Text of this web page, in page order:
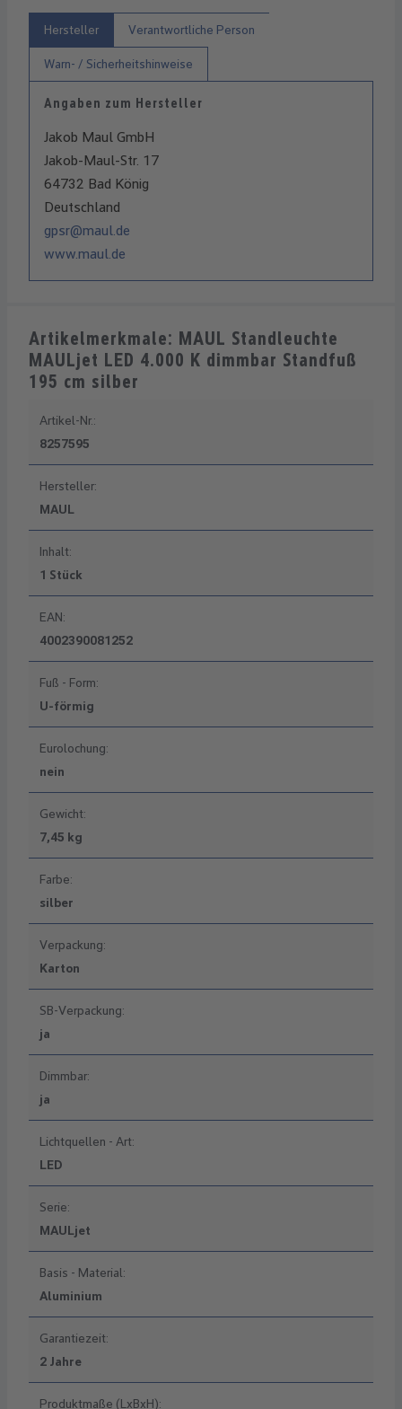
Hersteller Verantwortliche Person
Warn- / Sicherheitshinweise
Angaben zum Hersteller
Jakob Maul GmbH
Jakob-Maul-Str. 17
64732 Bad König
Deutschland
gpsr@maul.de
www.maul.de
Artikelmerkmale: MAUL Standleuchte
MAULjet LED 4.000 K dimmbar Standfuß
195 cm silber
Artikel-Nr.:
8257595
Hersteller:
MAUL
Inhalt:
1 Stück
EAN:
4002390081252
Fuß - Form:
U-förmig
Eurolochung:
nein
Gewicht:
7,45 kg
Farbe:
silber
Verpackung:
Karton
SB-Verpackung:
ja
Dimmbar:
ja
Lichtquellen - Art:
LED
Serie:
MAULjet
Basis - Material:
Aluminium
Garantiezeit:
2 Jahre
Produktmaße (LxBxH):